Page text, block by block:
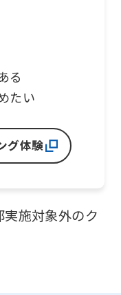
る
たい
グ体験
施対象外のク